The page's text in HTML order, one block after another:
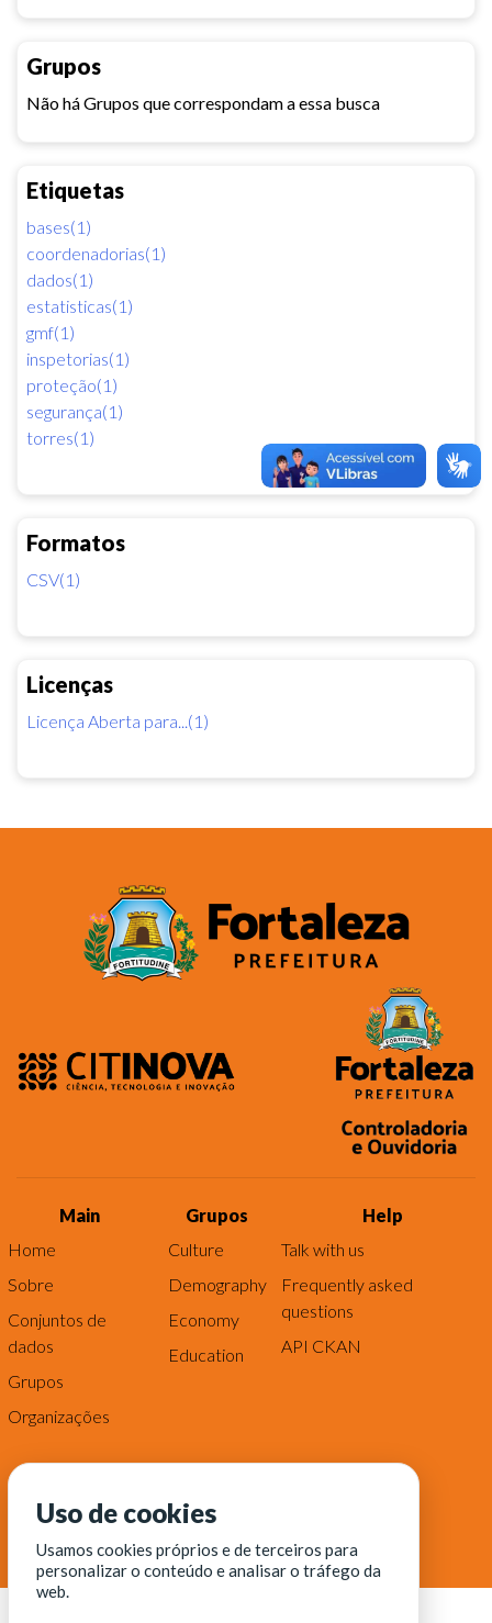
Grupos
Não há Grupos que correspondam a essa busca
Etiquetas
bases(1)
coordenadorias(1)
dados(1)
estatisticas(1)
gmf(1)
inspetorias(1)
proteção(1)
segurança(1)
torres(1)
Formatos
CSV(1)
Licenças
Licença Aberta para...(1)
Main
Home
Sobre
Conjuntos de
dados
Grupos
Organizações
Grupos
Culture
Demography
Economy
Education
Help
Talk with us
Frequently asked
questions
API CKAN
Uso de cookies
Usamos cookies próprios e de terceiros para
personalizar o conteúdo e analisar o tráfego da
web.